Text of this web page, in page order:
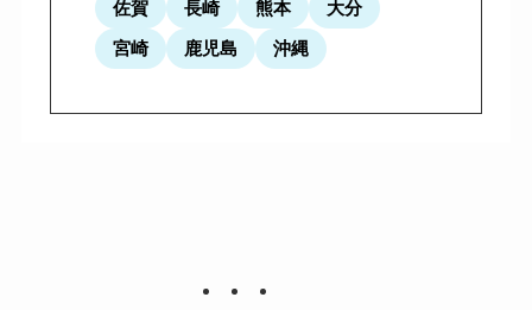
佐賀 長崎 熊本
大分
宮崎
鹿児島 沖縄